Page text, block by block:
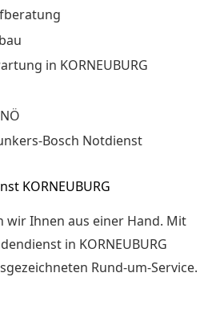
in KORNEUBURG
Bosch Notdienst
KORNEUBURG
wir Ihnen aus einer Hand. Mit
in KORNEUBURG
Rund-um-Service.